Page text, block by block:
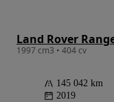
Land Rover
1997 cm3 • 404 cv
145 042 km
2019